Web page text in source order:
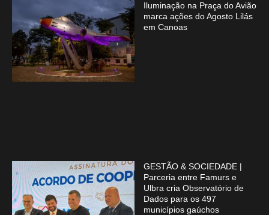
Iluminação na Praça do Avião
marca ações do Agosto Lilás
em Canoas
GESTÃO & SOCIEDADE |
Parceria entre Famurs e
Ulbra cria Observatório de
Dados para os 497
municípios gaúchos